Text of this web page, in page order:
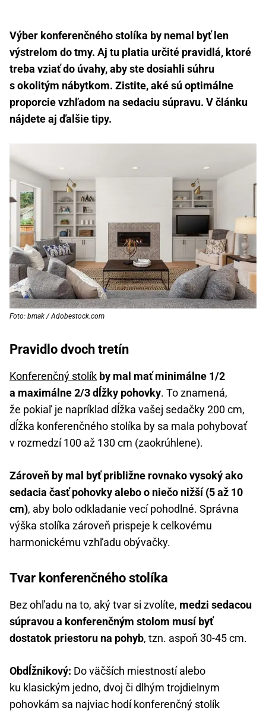
Výber konferenčného stolíka by nemal byť len
výstrelom do tmy. Aj tu platia určité pravidlá, ktoré
treba vziať do úvahy, aby ste dosiahli súhru
s okolitým nábytkom. Zistite, aké sú optimálne
proporcie vzhľadom na sedaciu súpravu. V článku
nájdete aj ďalšie tipy.
Foto: bmak / Adobestock.com
Pravidlo dvoch tretín
Konferenčný stolík by mal mať minimálne 1/2
a maximálne 2/3 dĺžky pohovky. To znamená,
že pokiaľ je napríklad dĺžka vašej sedačky 200 cm,
dĺžka konferenčného stolíka by sa mala pohybovať
v rozmedzí 100 až 130 cm (zaokrúhlene).
Zároveň by mal byť približne rovnako vysoký ako
sedacia časť pohovky alebo o niečo nižší (5 až 10
cm), aby bolo odkladanie vecí pohodlné. Správna
výška stolíka zároveň prispeje k celkovému
harmonickému vzhľadu obývačky.
Tvar konferenčného stolíka
Bez ohľadu na to, aký tvar si zvolíte, medzi sedacou
súpravou a konferenčným stolom musí byť
dostatok priestoru na pohyb, tzn. aspoň 30-45 cm.
Obdĺžnikový: Do väčších miestností alebo
ku klasickým jedno, dvoj či dlhým trojdielnym
pohovkám sa najviac hodí konferenčný stolík